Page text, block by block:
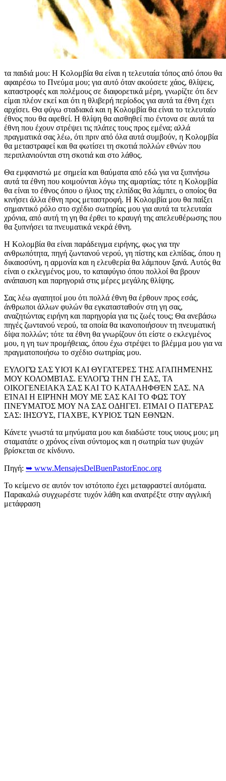
τα παιδιά μου: Η Κολομβία θα είναι η τελευταία τόπος από όπου θα
αφαιρέσω το Πνεύμα μου; για αυτό όταν ακούσετε χάος, θλίψεις,
καταστροφές και πολέμους σε διαφορετικά μέρη, γνωρίζτε ότι δεν
είμαι πλέον εκεί και ότι η θλιβερή περίοδος για αυτά τα έθνη έχει
αρχίσει. Θα φύγω σταδιακά και η Κολομβία θα είναι το τελευταίο
έθνος που θα αφεθεί. Η θλίψη θα αισθηθεί πιο έντονα σε αυτά τα
έθνη που έχουν στρέψει τις πλάτες τους προς εμένα; αλλά
πραγματικά σας λέω, ότι πριν από όλα αυτά συμβούν, η Κολομβία
θα μεταστραφεί και θα φωτίσει τη σκοτιά πολλών εθνών που
περιπλανιούνται στη σκοτιά και στο λάθος.
Θα εμφανιστώ με σημεία και θαύματα από εδώ για να ξυπνήσω
αυτά τα έθνη που κοιμούνται λόγω της αμαρτίας; τότε η Κολομβία
θα είναι το έθνος όπου ο ήλιος της ελπίδας θα λάμπει, ο οποίος θα
κινήσει άλλα έθνη προς μεταστροφή. Η Κολομβία μου θα παίξει
σημαντικό ρόλο στο σχέδιο σωτηρίας μου για αυτά τα τελευταία
χρόνια, από αυτή τη γη θα έρθει το κραυγή της απελευθέρωσης που
θα ξυπνήσει τα πνευματικά νεκρά έθνη.
Η Κολομβία θα είναι παράδειγμα ειρήνης, φως για την
ανθρωπότητα, πηγή ζωντανού νερού, γη πίστης και ελπίδας, όπου η
δικαιοσύνη, η αρμονία και η ελευθερία θα λάμπουν ξανά. Αυτός θα
είναι ο εκλεγμένος μου, το καταφύγιο όπου πολλοί θα βρουν
ανάπαυση και παρηγοριά στις μέρες μεγάλης θλίψης.
Σας λέω αγαπητοί μου ότι πολλά έθνη θα έρθουν προς εσάς,
άνθρωποι άλλων φυλών θα εγκατασταθούν στη γη σας,
αναζητώντας ειρήνη και παρηγορία για τις ζωές τους; Θα ανεβάσω
πηγές ζωντανού νερού, τα οποία θα ικανοποιήσουν τη πνευματική
δίψα πολλών; τότε τα έθνη θα γνωρίζουν ότι είστε ο εκλεγμένος
μου, η γη των προμήθειας, όπου έχω στρέψει το βλέμμα μου για να
πραγματοποιήσω το σχέδιο σωτηρίας μου.
ΕΥΛΟΓΏ ΣΑΣ ΥΙΟΊ ΚΑΙ ΘΥΓΑΤΈΡΕΣ ΤΗΣ ΑΓΑΠΗΜΈΝΗΣ
ΜΟΥ ΚΟΛΟΜΒΊΑΣ. ΕΥΛΟΓΏ ΤΗΝ ΓΗ ΣΑΣ, ΤΑ
ΟΙΚΟΓΕΝΕΙΑΚΆ ΣΑΣ ΚΑΙ ΤΟ ΚΑΤΑΛΗΦΘΈΝ ΣΑΣ. ΝΑ
ΕΊΝΑΙ Η ΕΙΡΉΝΗ ΜΟΥ ΜΕ ΣΑΣ ΚΑΙ ΤΟ ΦΩΣ ΤΟΥ
ΠΝΕΎΜΑΤΌΣ ΜΟΥ ΝΑ ΣΑΣ ΟΔΗΓΕΊ. ΕΊΜΑΙ Ο ΠΑΤΈΡΑΣ
ΣΑΣ: ΙΗΣΟΎΣ, ΓΙΑΧΒΈ, ΚΥΡΙΟΣ ΤΩΝ ΕΘΝΏΝ.
Κάνετε γνωστά τα μηνύματα μου και διαδώστε τους υιους μου; μη
σταματάτε ο χρόνος είναι σύντομος και η σωτηρία των ψυχών
βρίσκεται σε κίνδυνο.
Πηγή: ➥ www.MensajesDelBuenPastorEnoc.org
Το κείμενο σε αυτόν τον ιστότοπο έχει μεταφραστεί αυτόματα.
Παρακαλώ συγχωρέστε τυχόν λάθη και ανατρέξτε στην αγγλική
μετάφραση